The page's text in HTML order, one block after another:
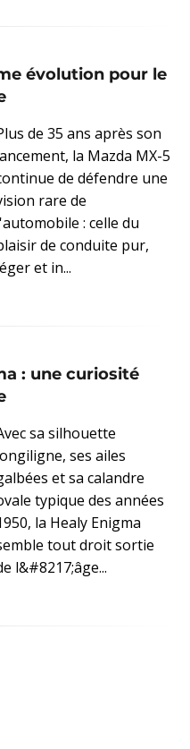
évolution pour le
de 35 ans après son
la Mazda MX-5
de défendre une
rare de
: celle du
de conduite pur,
et in...
: une curiosité
sa silhouette
ses ailes
et sa calandre
typique des années
la Healy Enigma
tout droit sortie
l&#8217;âge...